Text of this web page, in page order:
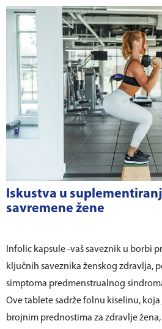
Iskustva u
savremene žene
Infolic kapsule -vaš saveznik u borbi
ključnih saveznika ženskog zdravlja,
simptoma predmenstrualnog
Ove tablete sadrže folnu kiselinu,
brojnim prednostima za zdravlje